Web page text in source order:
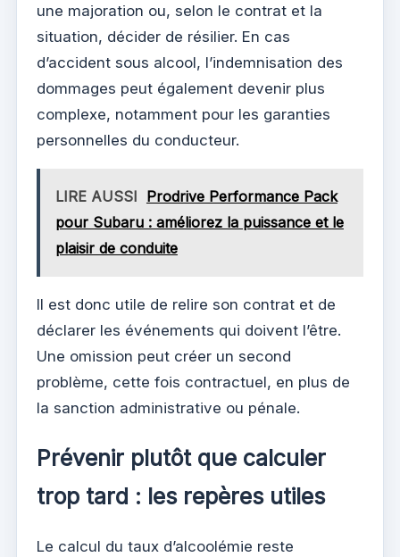
une majoration ou, selon le contrat et la
situation, décider de résilier. En cas
d’accident sous alcool, l’indemnisation des
dommages peut également devenir plus
complexe, notamment pour les garanties
personnelles du conducteur.
LIRE AUSSI Prodrive Performance Pack
pour Subaru : améliorez la puissance et le
plaisir de conduite
Il est donc utile de relire son contrat et de
déclarer les événements qui doivent l’être.
Une omission peut créer un second
problème, cette fois contractuel, en plus de
la sanction administrative ou pénale.
Prévenir plutôt que calculer
trop tard : les repères utiles
Le calcul du taux d’alcoolémie reste